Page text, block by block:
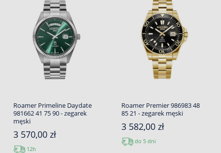
Roamer Primeline Daydate
981662 41 75 90 - zegarek
męski
3 570,00 zł
12h
Roamer Premier 986983 48
85 21 - zegarek męski
3 582,00 zł
do 5 dni